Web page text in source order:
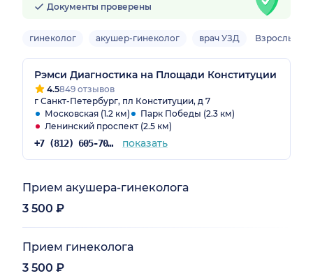
Документы проверены
гинеколог акушер-гинеколог врач УЗД Взрослый
Рэмси Диагностика на Площади Конституции
4.5849 отзывов
г Санкт-Петербург, пл Конституции, д 7
Московская (1.2 км)
Парк Победы (2.3 км)
Ленинский проспект (2.5 км)
+7 (812) 605-70-36 показать
Прием акушера-гинеколога
3 500 ₽
Прием гинеколога
3 500 ₽